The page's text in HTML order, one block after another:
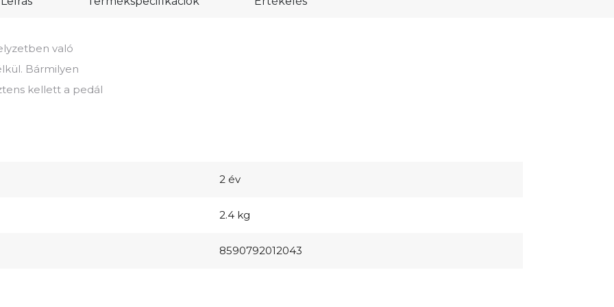
való
Bármilyen
kellett a pedál
2 év
2.4 kg
8590792012043